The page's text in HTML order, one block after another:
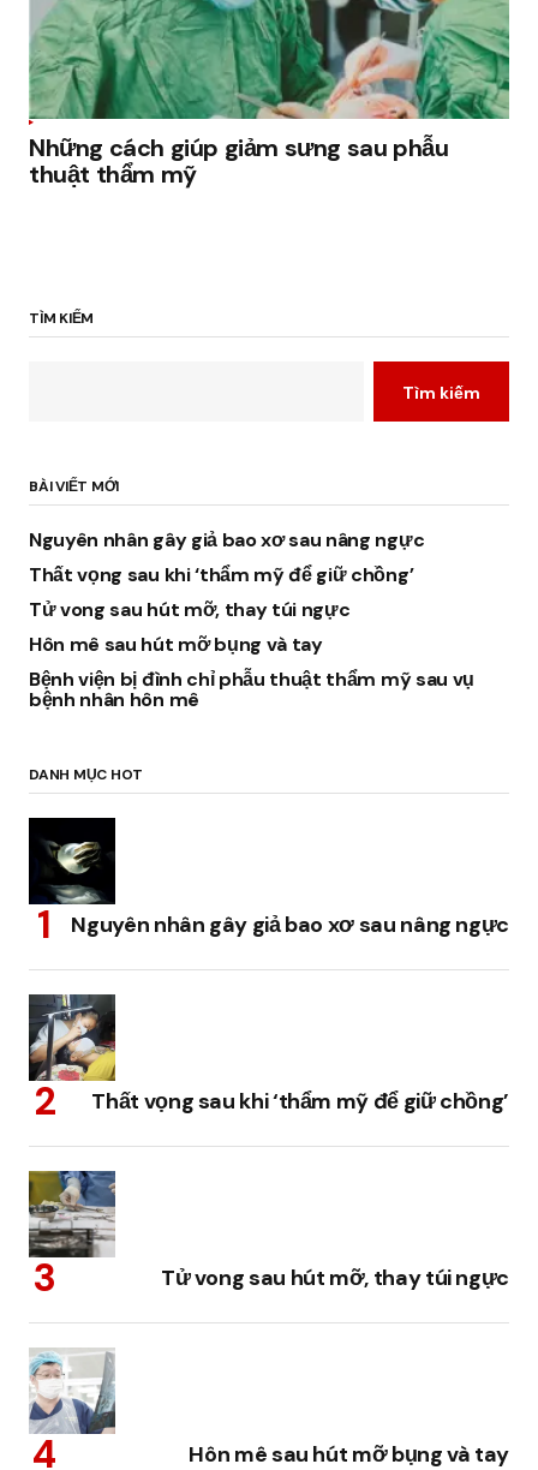
Những cách giúp giảm sưng sau phẫu
thuật thẩm mỹ
TÌM KIẾM
Tìm kiếm
BÀI VIẾT MỚI
Nguyên nhân gây giả bao xơ sau nâng ngực
Thất vọng sau khi ‘thẩm mỹ để giữ chồng’
Tử vong sau hút mỡ, thay túi ngực
Hôn mê sau hút mỡ bụng và tay
Bệnh viện bị đình chỉ phẫu thuật thẩm mỹ sau vụ
bệnh nhân hôn mê
DANH MỤC HOT
Nguyên nhân gây giả bao xơ sau nâng ngực
Thất vọng sau khi ‘thẩm mỹ để giữ chồng’
Tử vong sau hút mỡ, thay túi ngực
Hôn mê sau hút mỡ bụng và tay